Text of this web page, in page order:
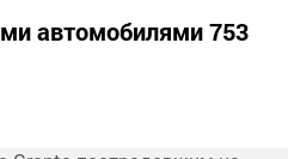
автомобилями 753